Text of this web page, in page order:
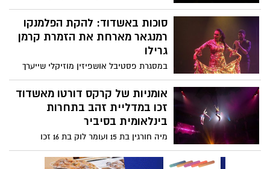
"סליחות ושיר" של התזמורת האנדלוסית
הישראלית אשדוד. חברי התזמורת, כמו שרק
הם יודעים, מילאו את החלל בצלילים מענגים
ובשירת מזמורים ופיוטים ברוח התקופה
סוכות באשדוד: להקת הפלמנקו
רמנגאר מארחת את הזמרת קרמן
גרילו
במסגרת פסטיבל אושפיזין מוזיקלי שייערך
בחול המועד סוכות הקרוב באשדוד, להקת
הפלמנקו רמנגאר תארח את הזמרת
CARMEN GRILO מספרד בחגיגת פלמנקו
משובחת בהשתתפות 14 אמנים על הבמה
אומניות של קרקס דורטו מאשדוד
זכו במדליית זהב בתחרות
בינלאומית בסיביר
מיה חורגין בת 15 ועומר לוק בת 16 זכו
במדליית הזהב בתחרות בפורום העולמי
לאומנויות הקרקס שהתקיים השבוע ביקוטסק